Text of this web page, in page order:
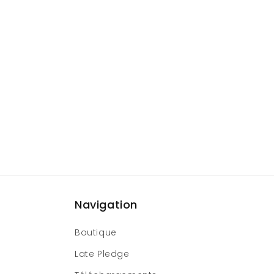
Navigation
Boutique
Late Pledge